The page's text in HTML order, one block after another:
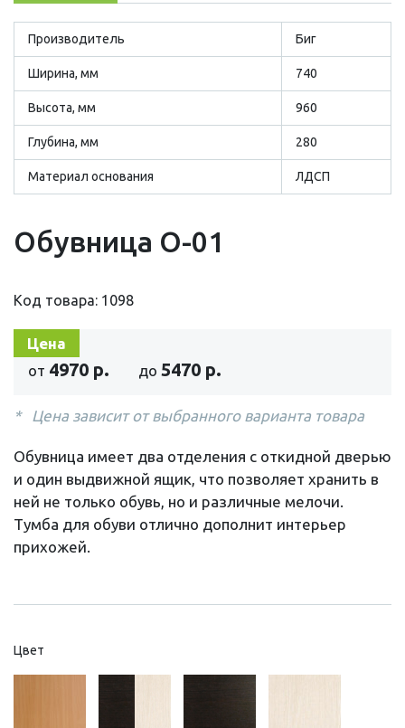
Производитель Биг
Ширина, мм 740
Высота, мм 960
Глубина, мм 280
Материал основания ЛДСП
Обувница О-01
Код товара: 1098
Цена
от 4970 р. до 5470 р.
Цена зависит от выбранного варианта товара
Обувница имеет два отделения с откидной дверью
и один выдвижной ящик, что позволяет хранить в
ней не только обувь, но и различные мелочи.
Тумба для обуви отлично дополнит интерьер
прихожей.
Цвет